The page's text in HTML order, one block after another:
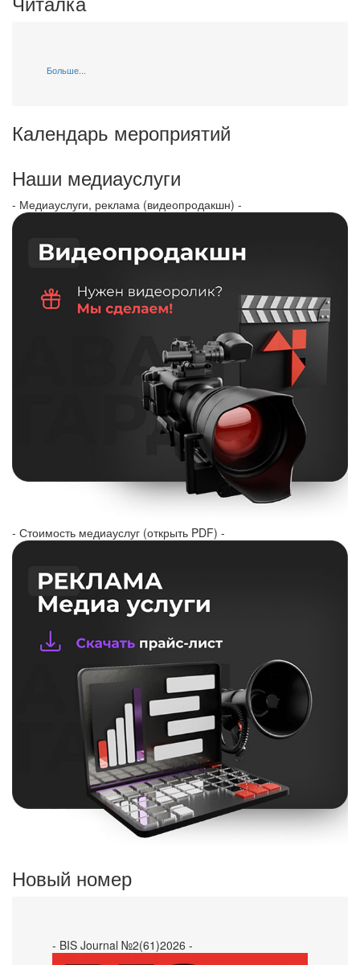
Больше...
Календарь мероприятий
Наши медиауслуги
- Медиауслуги, реклама (видеопродакшн) -
- Стоимость медиауслуг (открыть PDF) -
Новый номер
- BIS Journal №2(61)2026 -